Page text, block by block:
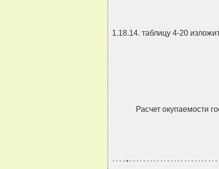
1.18.14. таблицу 4-20
Расчет окупаемости
----